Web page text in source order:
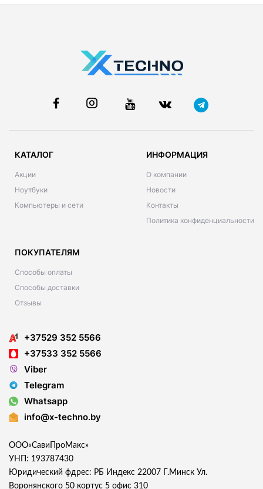
КАТАЛОГ
Акции
Ноутбуки
Компьютеры и сети
ИНФОРМАЦИЯ
О компании
Новости
Контакты
Политика конфиденциальности
ПОКУПАТЕЛЯМ
Способы оплаты
Способы доставки
Отзывы
+37529 352 5566
+37533 352 5566
Viber
Telegram
Whatsapp
info@x-techno.by
ООО«СавиПроМакс»
УНП: 193787430
Юридический фдрес: РБ Индекс 22007 Г.Минск Ул.
Воронянского 50 кортус 5 офис 310